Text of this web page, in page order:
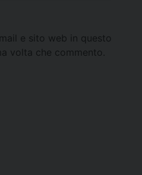
e sito web in questo
volta che commento.